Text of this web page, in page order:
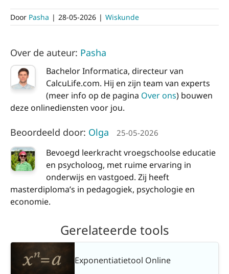
Door Pasha | 28-05-2026 | Wiskunde
Over de auteur: Pasha
Bachelor Informatica, directeur van
CalcuLife.com. Hij en zijn team van experts
(meer info op de pagina Over ons) bouwen
deze onlinediensten voor jou.
Beoordeeld door: Olga 25-05-2026
Bevoegd leerkracht vroegschoolse educatie
en psycholoog, met ruime ervaring in
onderwijs en vastgoed. Zij heeft
masterdiploma’s in pedagogiek, psychologie en
economie.
Gerelateerde tools
Exponentiatietool Online